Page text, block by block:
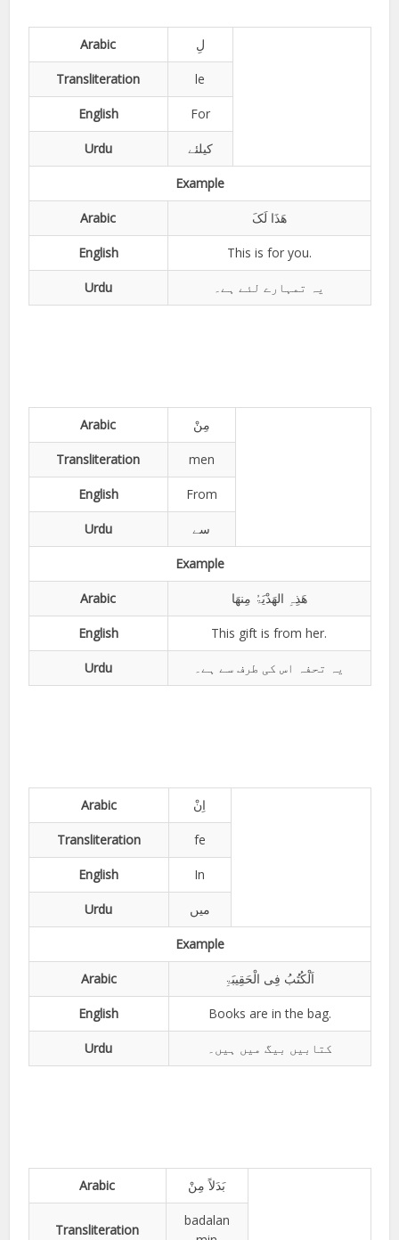
Arabic لِ
Transliteration le
English For
Urdu کیلئے
Example
Arabic ھَذَا لَکَ
English This is for you.
Urdu یہ تمہارے لئے ہے۔
Arabic مِنْ
Transliteration men
English From
Urdu سے
Example
Arabic ھَذِہِ الھَدْیَۃُ مِنھَا
English This gift is from her.
Urdu یہ تحفہ اس کی طرف سے ہے۔
Arabic اِنْ
Transliteration fe
English In
Urdu میں
Example
Arabic اَلْکُتُبُ فِی الْحَقِیبَۃِ
English Books are in the bag.
Urdu کتابیں بیگ میں ہیں۔
Arabic بَدَلاً مِنْ
Transliteration
badalan